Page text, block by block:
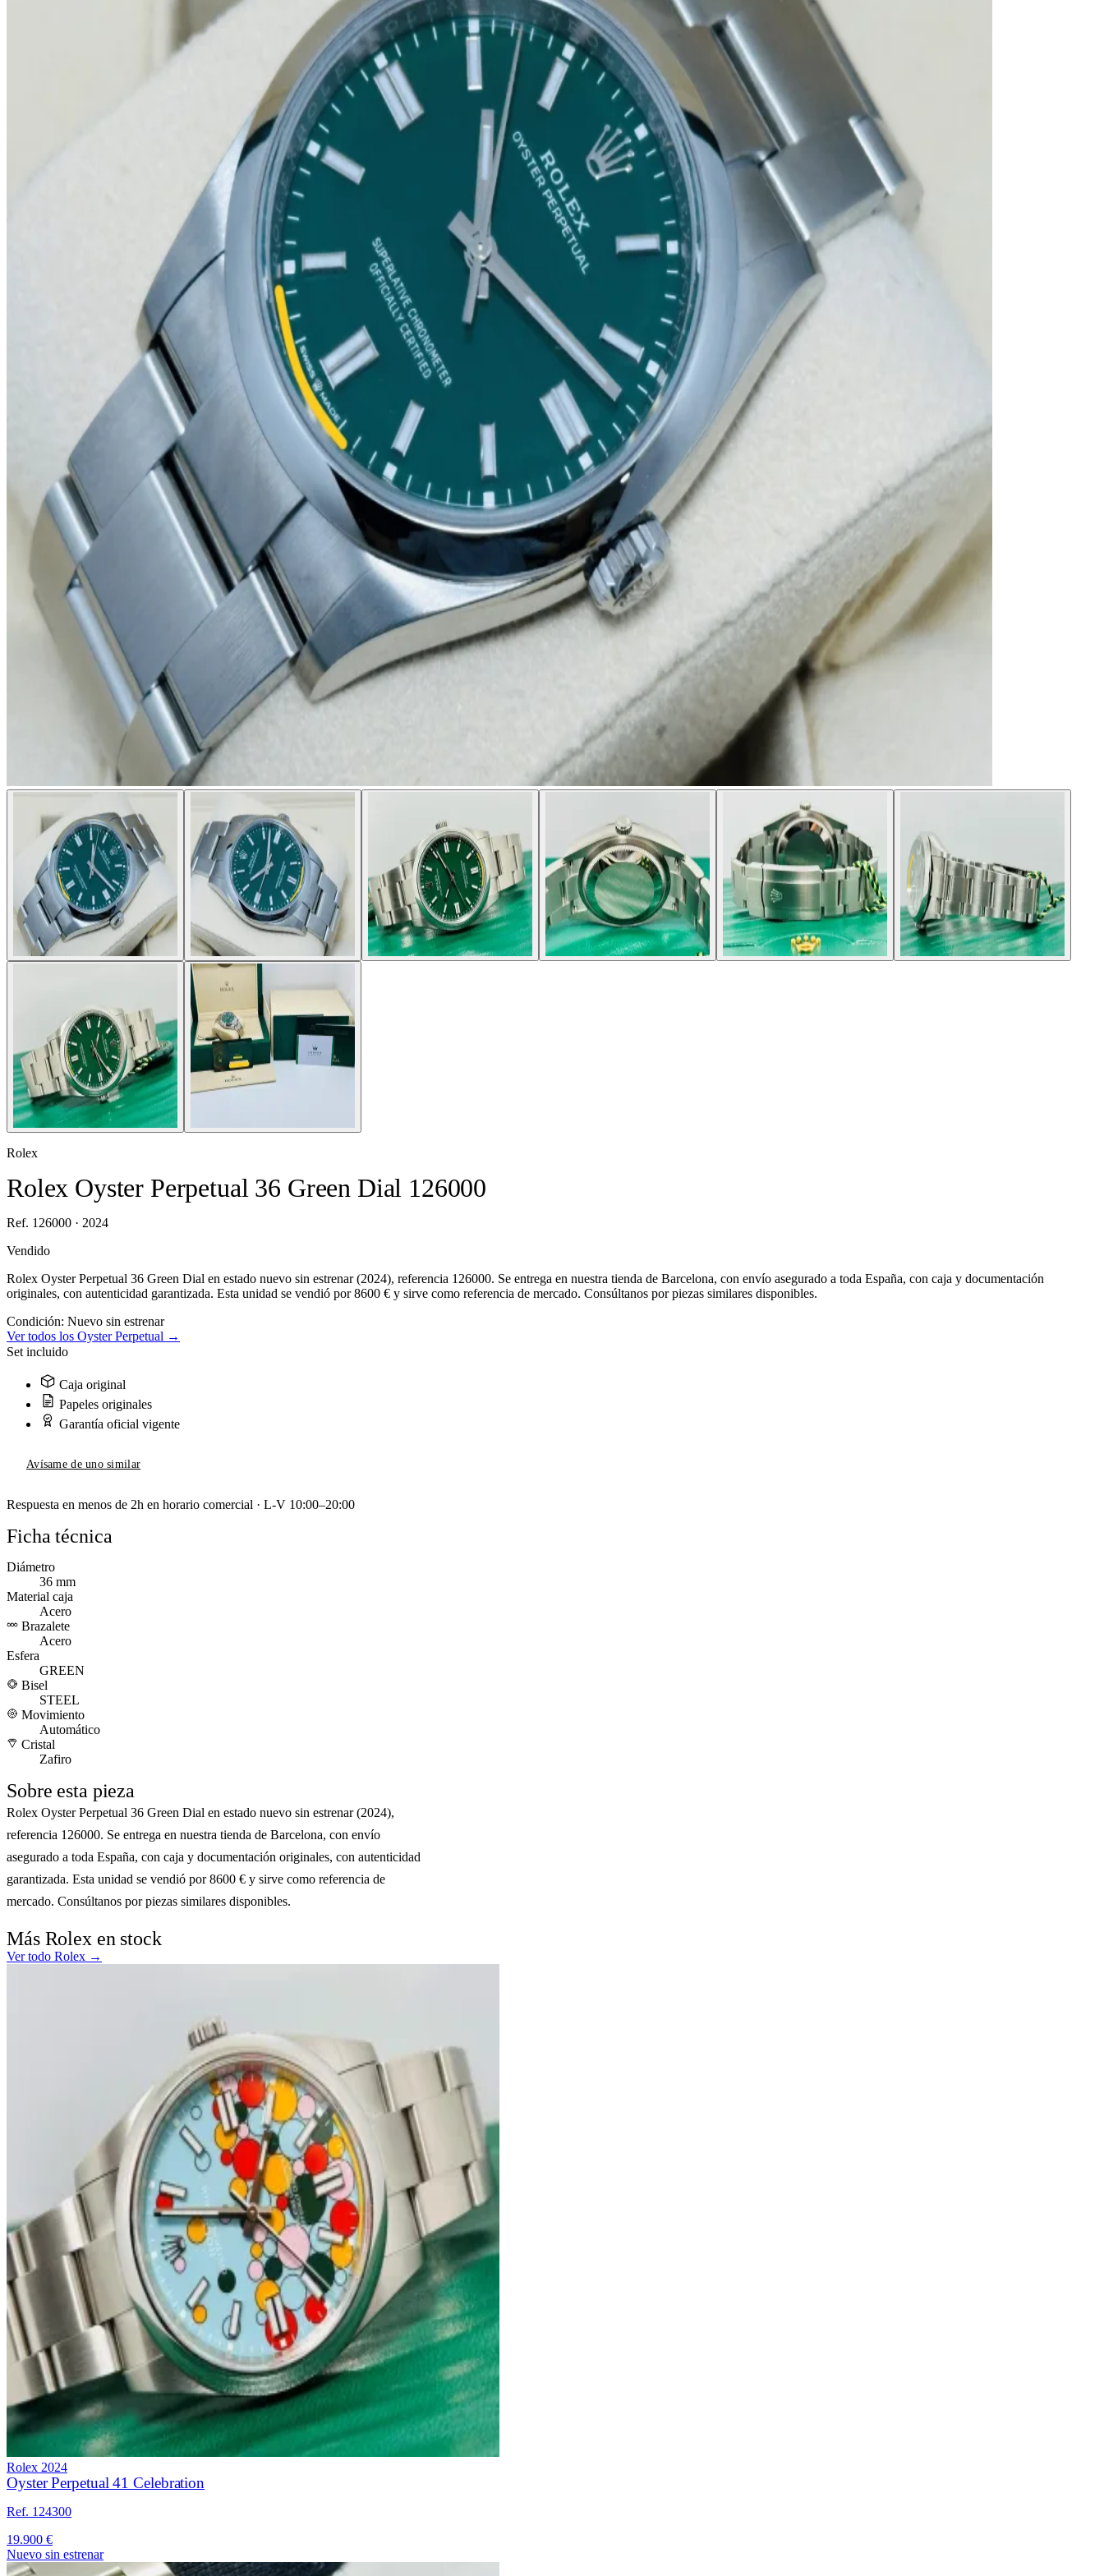
Rolex
Rolex Oyster Perpetual 36 Green Dial 126000
Ref. 126000 · 2024
Vendido
Rolex Oyster Perpetual 36 Green Dial en estado nuevo sin estrenar (2024), referencia 126000. Se entrega en nuestra tienda de Barcelona, con envío asegurado a toda España, con caja y documentación
originales, con autenticidad garantizada. Esta unidad se vendió por 8600 € y sirve como referencia de mercado. Consúltanos por piezas similares disponibles.
Condición: Nuevo sin estrenar
Ver todos los Oyster Perpetual →
Set incluido
Caja original
Papeles originales
Garantía oficial vigente
Avísame de uno similar
Respuesta en menos de 2h en horario comercial · L-V 10:00–20:00
Ficha técnica
Diámetro
36 mm
Material caja
Acero
Brazalete
Acero
Esfera
GREEN
Bisel
STEEL
Movimiento
Automático
Cristal
Zafiro
Sobre esta pieza
Rolex Oyster Perpetual 36 Green Dial en estado nuevo sin estrenar (2024),
referencia 126000. Se entrega en nuestra tienda de Barcelona, con envío
asegurado a toda España, con caja y documentación originales, con autenticidad
garantizada. Esta unidad se vendió por 8600 € y sirve como referencia de
mercado. Consúltanos por piezas similares disponibles.
Más Rolex en stock
Ver todo Rolex →
Rolex 2024
Oyster Perpetual 41 Celebration
Ref. 124300
19.900 €
Nuevo sin estrenar